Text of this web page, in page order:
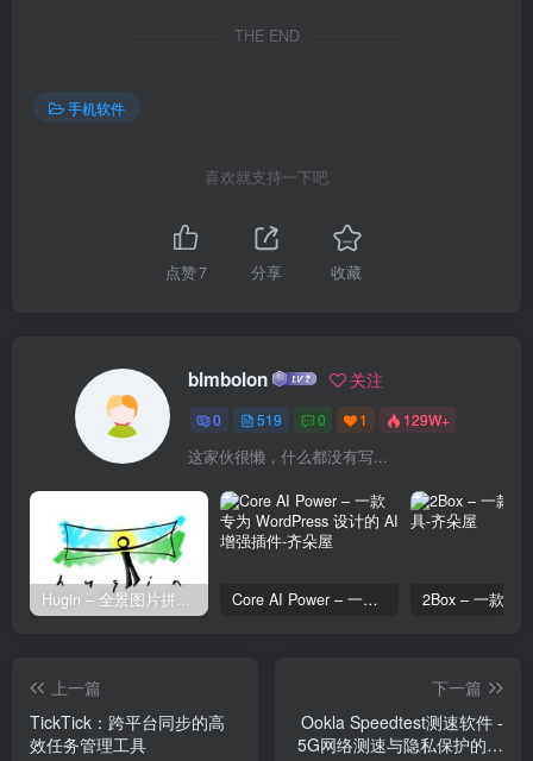
THE END
手机软件
喜欢就支持一下吧
点赞7 分享 收藏
blmbolon 关注
0 519 0 1 129W+
这家伙很懒，什么都没有写...
Hugin – 全景图片拼接工具 Core AI Power – 一款专为 WordPress 设计的 AI 增强插件
上一篇
TickTick：跨平台同步的高
效任务管理工具
下一篇
Ookla Speedtest测速软件 -
5G网络测速与隐私保护的多